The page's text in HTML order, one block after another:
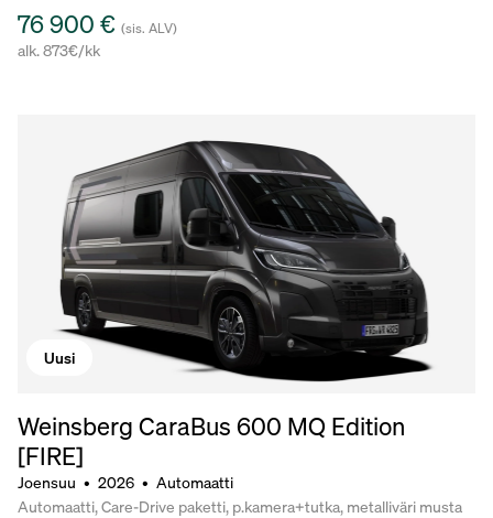
76 900 € (sis. ALV)
alk. 873€/kk
Uusi
Weinsberg CaraBus 600 MQ Edition
[FIRE]
Joensuu • 2026 • Automaatti
Automaatti, Care-Drive paketti, p.kamera+tutka, metalliväri musta